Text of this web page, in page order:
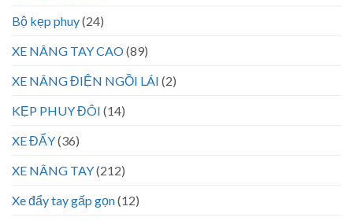
Bộ kẹp phuy(24)
XE NÂNG TAY CAO(89)
XE NÂNG ĐIỆN NGỒI LÁI (2)
KẸP PHUY ĐÔI (14)
XE ĐẨY(36)
XE NÂNG TAY(212)
Xe đẩy tay gấp gọn(12)